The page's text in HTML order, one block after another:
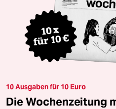
10 Ausgaben für 10 Euro
Die Wochenzeitung